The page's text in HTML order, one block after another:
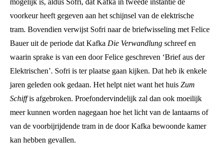
mogelijk is, aldus Sofri, dat Kafka in tweede instantie de
voorkeur heeft gegeven aan het schijnsel van de elektrische
tram. Bovendien verwijst Sofri naar de briefwisseling met Felice
Bauer uit de periode dat Kafka Die Verwandlung schreef en
waarin sprake is van een door Felice geschreven ‘Brief aus der
Elektrischen’. Sofri is ter plaatse gaan kijken. Dat heb ik enkele
jaren geleden ook gedaan. Het helpt niet want het huis Zum
Schiffis afgebroken. Proefondervindelijk zal dan ook moeilijk
meer kunnen worden nagegaan hoe het licht van de lantaarns of
van de voorbijrijdende tram in de door Kafka bewoonde kamer
kan hebben gevallen.